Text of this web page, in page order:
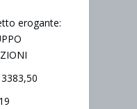
erogante: